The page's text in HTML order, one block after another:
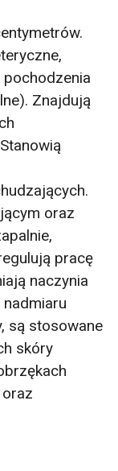
pochodzenia
Znajdują
oraz
pracę
naczynia
są stosowane
skóry